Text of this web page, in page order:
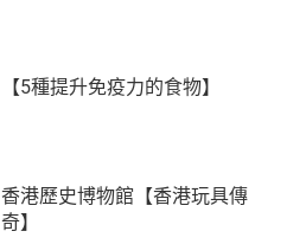
【5種提升免疫力的食物】
香港歷史博物館【香港玩具傳
奇】